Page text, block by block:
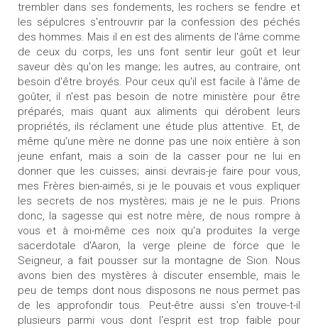
trembler dans ses fondements, les rochers se fendre et
les sépulcres s'entrouvrir par la confession des péchés
des hommes. Mais il en est des aliments de l'âme comme
de ceux du corps, les uns font sentir leur goût et leur
saveur dès qu'on les mange; les autres, au contraire, ont
besoin d'être broyés. Pour ceux qu'il est facile à l'âme de
goûter, il n'est pas besoin de notre ministère pour être
préparés, mais quant aux aliments qui dérobent leurs
propriétés, ils réclament une étude plus attentive. Et, de
même qu'une mère ne donne pas une noix entière à son
jeune enfant, mais a soin de la casser pour ne lui en
donner que les cuisses; ainsi devrais-je faire pour vous,
mes Frères bien-aimés, si je le pouvais et vous expliquer
les secrets de nos mystères; mais je ne le puis. Prions
donc, la sagesse qui est notre mère, de nous rompre à
vous et à moi-même ces noix qu'a produites la verge
sacerdotale d'Aaron, la verge pleine de force que le
Seigneur, a fait pousser sur la montagne de Sion. Nous
avons bien des mystères à discuter ensemble, mais le
peu de temps dont nous disposons ne nous permet pas
de les approfondir tous. Peut-être aussi s'en trouve-t-il
plusieurs parmi vous dont l'esprit est trop faible pour